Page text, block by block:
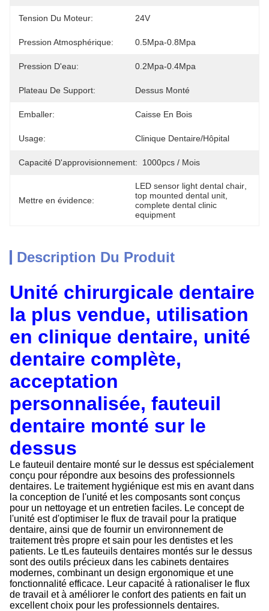
Tension Du Moteur: 24V
Pression Atmosphérique: 0.5Mpa-0.8Mpa
Pression D'eau: 0.2Mpa-0.4Mpa
Plateau De Support: Dessus Monté
Emballer: Caisse En Bois
Usage: Clinique Dentaire/hôpital
Capacité D'approvisionnement: 1000pcs / Mois
Mettre en évidence:
LED sensor light dental chair
top mounted dental unit
complete dental clinic
equipment
Description Du Produit
Unité chirurgicale dentaire
la plus vendue, utilisation
en clinique dentaire, unité
dentaire complète,
acceptation
personnalisée, fauteuil
dentaire monté sur le
dessus
Le fauteuil dentaire monté sur le dessus est spécialement
conçu pour répondre aux besoins des professionnels
dentaires. Le traitement hygiénique est mis en avant dans
la conception de l'unité et les composants sont conçus
pour un nettoyage et un entretien faciles. Le concept de
l'unité est d'optimiser le flux de travail pour la pratique
dentaire, ainsi que de fournir un environnement de
traitement très propre et sain pour les dentistes et les
patients. Le tLes fauteuils dentaires montés sur le dessus
sont des outils précieux dans les cabinets dentaires
modernes, combinant un design ergonomique et une
fonctionnalité efficace. Leur capacité à rationaliser le flux
de travail et à améliorer le confort des patients en fait un
excellent choix pour les professionnels dentaires.